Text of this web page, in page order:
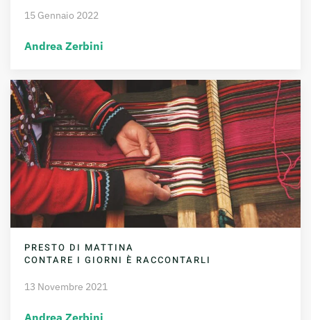
15 Gennaio 2022
Andrea Zerbini
PRESTO DI MATTINA
CONTARE I GIORNI È RACCONTARLI
13 Novembre 2021
Andrea Zerbini